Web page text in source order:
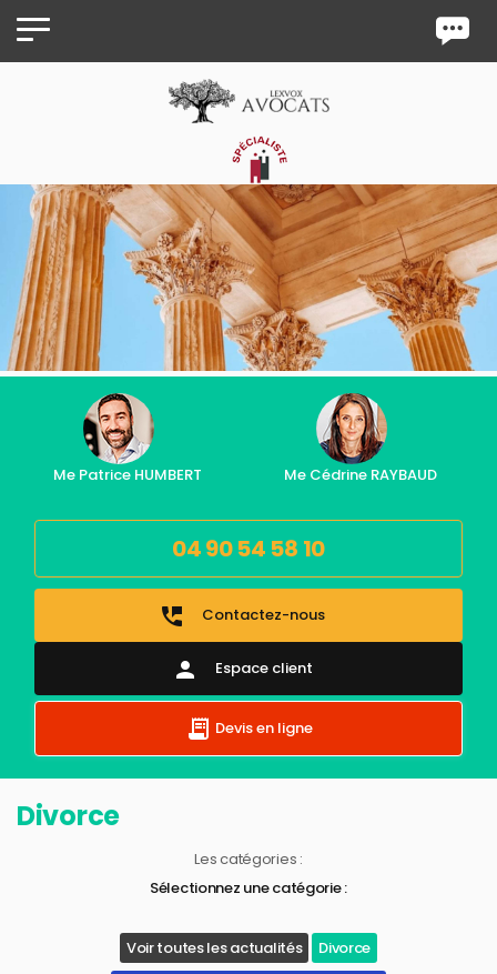
Me Patrice HUMBERT Me Cédrine RAYBAUD
04 90 54 58 10
perm_phone_msg Contactez-nous
person Espace client
Devis en ligne
Divorce
Les catégories :
Sélectionnez une catégorie :
Voir toutes les actualités
Divorce